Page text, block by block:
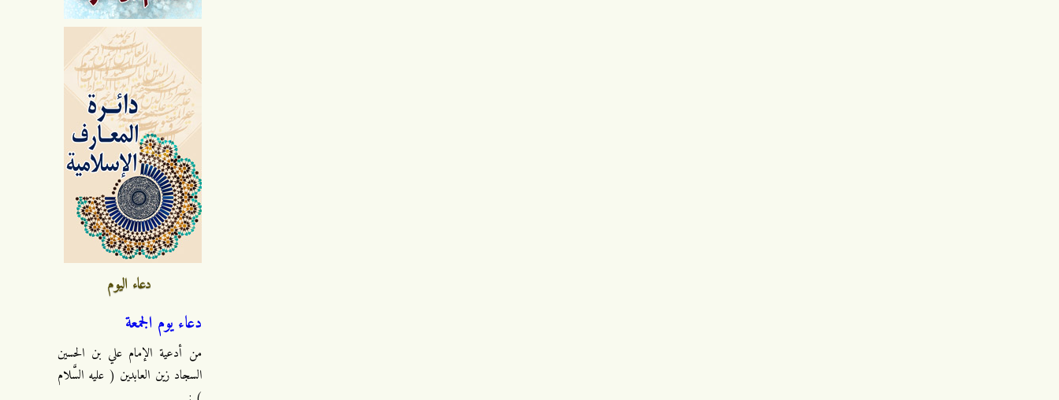
دعاء اليوم
دعاء يوم الجمعة
من أدعية الإمام علي بن الحسين
السجاد زين العابدين ( عليه السَّلام